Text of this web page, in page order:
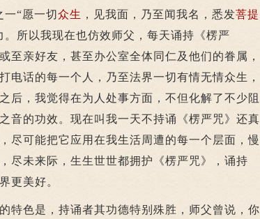
一“愿一切众生 ，见我面，乃至闻我名，悉发菩提
。所以我现在也仿效师父，每天诵持《楞严
至亲好友，甚至办公室全体同仁及他们的眷属，
电话的每一个人，乃至法界一切有情无情众生，
后，我觉得在为人处事方面，不但化解了不少阻
音的功效。现在叫我一天不持诵《楞严咒》还真
尽可能把它应用在我生活周遭的每一个层面，慢
尽未来际，生生世世都拥护《楞严咒》，诵持
更美好。
色是，持诵者其功德特别殊胜，师父曾说，你